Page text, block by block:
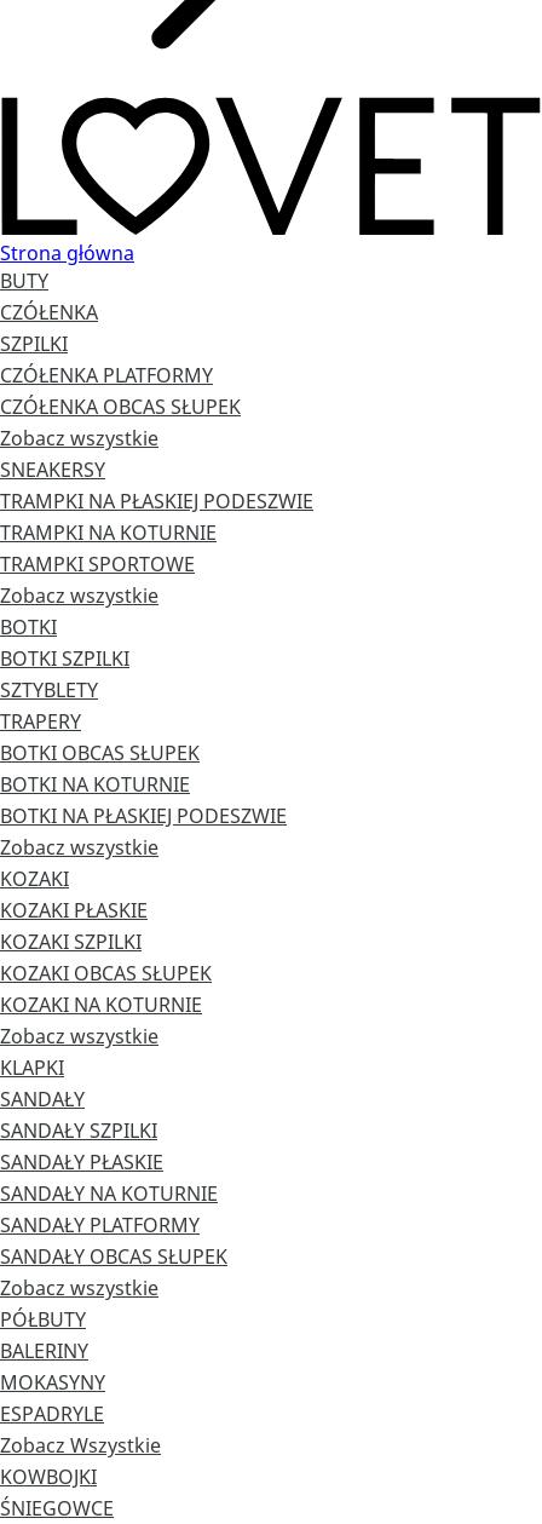
Strona główna
BUTY
CZÓŁENKA
SZPILKI
CZÓŁENKA PLATFORMY
CZÓŁENKA OBCAS SŁUPEK
Zobacz wszystkie
SNEAKERSY
TRAMPKI NA PŁASKIEJ PODESZWIE
TRAMPKI NA KOTURNIE
TRAMPKI SPORTOWE
Zobacz wszystkie
BOTKI
BOTKI SZPILKI
SZTYBLETY
TRAPERY
BOTKI OBCAS SŁUPEK
BOTKI NA KOTURNIE
BOTKI NA PŁASKIEJ PODESZWIE
Zobacz wszystkie
KOZAKI
KOZAKI PŁASKIE
KOZAKI SZPILKI
KOZAKI OBCAS SŁUPEK
KOZAKI NA KOTURNIE
Zobacz wszystkie
KLAPKI
SANDAŁY
SANDAŁY SZPILKI
SANDAŁY PŁASKIE
SANDAŁY NA KOTURNIE
SANDAŁY PLATFORMY
SANDAŁY OBCAS SŁUPEK
Zobacz wszystkie
PÓŁBUTY
BALERINY
MOKASYNY
ESPADRYLE
Zobacz Wszystkie
KOWBOJKI
ŚNIEGOWCE